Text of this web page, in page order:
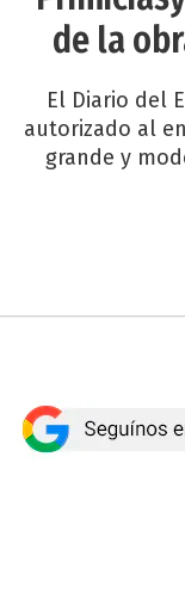
de la
El Diario del
autorizado al
grande y